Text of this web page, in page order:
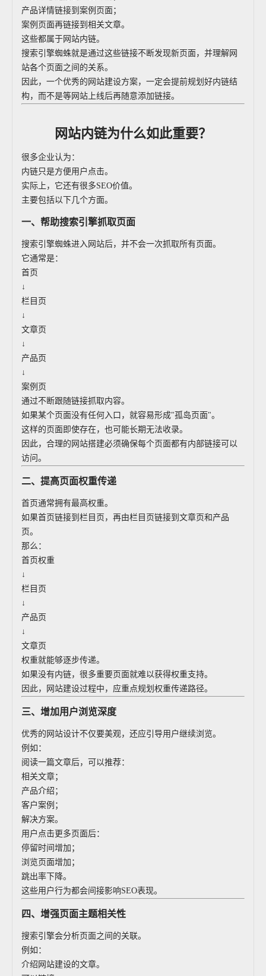
产品详情链接到案例页面；
案例页面再链接到相关文章。
这些都属于网站内链。
搜索引擎蜘蛛就是通过这些链接不断发现新页面，并理解网
站各个页面之间的关系。
因此，一个优秀的网站建设方案，一定会提前规划好内链结
构，而不是等网站上线后再随意添加链接。
网站内链为什么如此重要？
很多企业认为：
内链只是方便用户点击。
实际上，它还有很多SEO价值。
主要包括以下几个方面。
一、帮助搜索引擎抓取页面
搜索引擎蜘蛛进入网站后，并不会一次抓取所有页面。
它通常是：
首页
↓
栏目页
↓
文章页
↓
产品页
↓
案例页
通过不断跟随链接抓取内容。
如果某个页面没有任何入口，就容易形成"孤岛页面"。
这样的页面即使存在，也可能长期无法收录。
因此，合理的网站搭建必须确保每个页面都有内部链接可以
访问。
二、提高页面权重传递
首页通常拥有最高权重。
如果首页链接到栏目页，再由栏目页链接到文章页和产品
页。
那么：
首页权重
↓
栏目页
↓
产品页
↓
文章页
权重就能够逐步传递。
如果没有内链，很多重要页面就难以获得权重支持。
因此，网站建设过程中，应重点规划权重传递路径。
三、增加用户浏览深度
优秀的网站设计不仅要美观，还应引导用户继续浏览。
例如：
阅读一篇文章后，可以推荐：
相关文章；
产品介绍；
客户案例；
解决方案。
用户点击更多页面后：
停留时间增加；
浏览页面增加；
跳出率下降。
这些用户行为都会间接影响SEO表现。
四、增强页面主题相关性
搜索引擎会分析页面之间的关联。
例如：
介绍网站建设的文章。